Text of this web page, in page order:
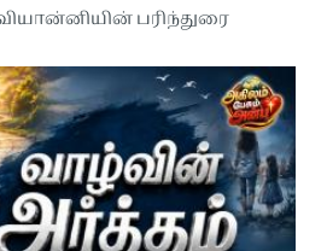
பரிந்துரை